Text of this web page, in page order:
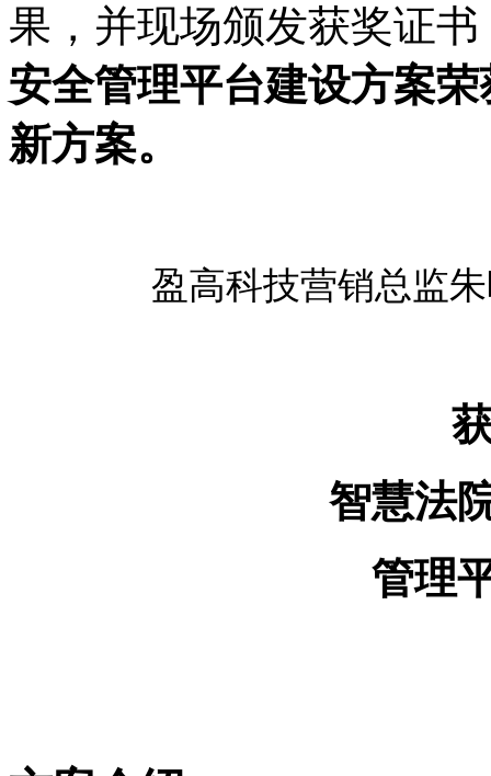
果，并现场颁发获奖证书
安全管理平台建设方案
新方案。
盈高科技营销总监
智慧法
管理